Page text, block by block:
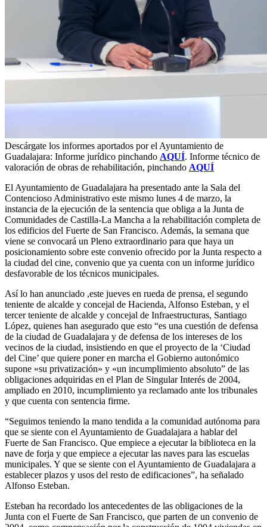
Descárgate los informes aportados por el Ayuntamiento de
Guadalajara: Informe jurídico pinchando AQUÍ. Informe técnico de
valoración de obras de rehabilitación, pinchando AQUÍ
El Ayuntamiento de Guadalajara ha presentado ante la Sala del
Contencioso Administrativo este mismo lunes 4 de marzo, la
instancia de la ejecución de la sentencia que obliga a la Junta de
Comunidades de Castilla-La Mancha a la rehabilitación completa de
los edificios del Fuerte de San Francisco. Además, la semana que
viene se convocará un Pleno extraordinario para que haya un
posicionamiento sobre este convenio ofrecido por la Junta respecto a
la ciudad del cine, convenio que ya cuenta con un informe jurídico
desfavorable de los técnicos municipales.
Así lo han anunciado ,este jueves en rueda de prensa, el segundo
teniente de alcalde y concejal de Hacienda, Alfonso Esteban, y el
tercer teniente de alcalde y concejal de Infraestructuras, Santiago
López, quienes han asegurado que esto “es una cuestión de defensa
de la ciudad de Guadalajara y de defensa de los intereses de los
vecinos de la ciudad, insistiendo en que el proyecto de la ‘Ciudad
del Cine’ que quiere poner en marcha el Gobierno autonómico
supone «su privatización» y «un incumplimiento absoluto” de las
obligaciones adquiridas en el Plan de Singular Interés de 2004,
ampliado en 2010, incumplimiento ya reclamado ante los tribunales
y que cuenta con sentencia firme.
“Seguimos teniendo la mano tendida a la comunidad autónoma para
que se siente con el Ayuntamiento de Guadalajara a hablar del
Fuerte de San Francisco. Que empiece a ejecutar la biblioteca en la
nave de forja y que empiece a ejecutar las naves para las escuelas
municipales. Y que se siente con el Ayuntamiento de Guadalajara a
establecer plazos y usos del resto de edificaciones”, ha señalado
Alfonso Esteban.
Esteban ha recordado los antecedentes de las obligaciones de la
Junta con el Fuerte de San Francisco, que parten de un convenio de